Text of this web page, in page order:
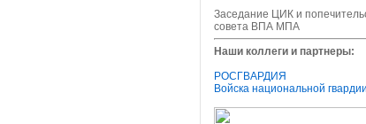
Заседание ЦИК и
совета ВПА МПА
Наши коллеги и партнеры:
РОСГВАРДИЯ
Войска национальной